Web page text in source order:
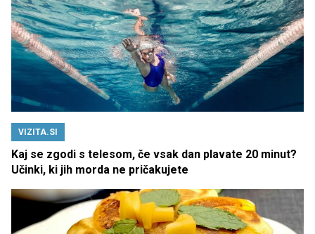
VIZITA.SI
Kaj se zgodi s telesom, če vsak dan plavate 20 minut?
Učinki, ki jih morda ne pričakujete